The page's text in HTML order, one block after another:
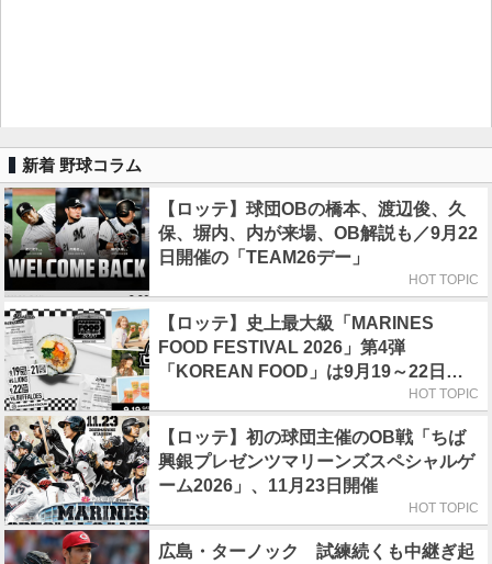
新着 野球コラム
【ロッテ】球団OBの橋本、渡辺俊、久
保、塀内、内が来場、OB解説も／9月22
日開催の「TEAM26デー」
HOT TOPIC
【ロッテ】史上最大級「MARINES
FOOD FESTIVAL 2026」第4弾
「KOREAN FOOD」は9月19～22日／
HOT TOPIC
【ロッテ】初の球団主催のOB戦「ちば
興銀プレゼンツマリーンズスペシャルゲ
ーム2026」、11月23日開催
HOT TOPIC
広島・ターノック 試練続くも中継ぎ起